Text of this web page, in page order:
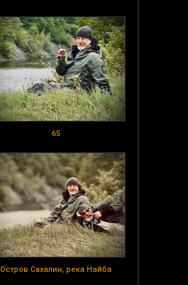
65
Остров Сахалин, река Найба